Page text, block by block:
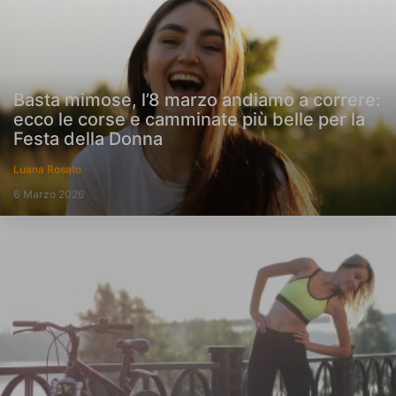
Basta mimose, l’8 marzo andiamo a correre:
ecco le corse e camminate più belle per la
Festa della Donna
Luana Rosato
6 Marzo 2026